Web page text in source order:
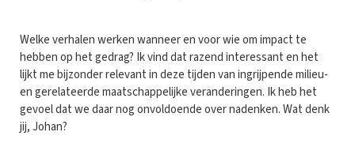
Welke verhalen werken wanneer en voor wie om impact te
hebben op het gedrag? Ik vind dat razend interessant en het
lijkt me bijzonder relevant in deze tijden van ingrijpende milieu-
en gerelateerde maatschappelijke veranderingen. Ik heb het
gevoel dat we daar nog onvoldoende over nadenken. Wat denk
jij, Johan?